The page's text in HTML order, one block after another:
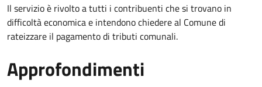
Il servizio è rivolto a tutti i contribuenti che si trovano in
difficoltà economica e intendono chiedere al Comune di
rateizzare il pagamento di tributi comunali.
Approfondimenti